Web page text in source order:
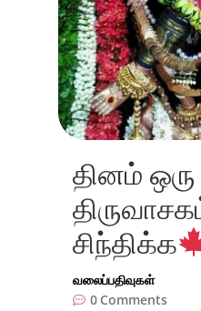
தினம் ஒரு
சிந்திக்க
வலைப்பதிவுகள்
0 Comments